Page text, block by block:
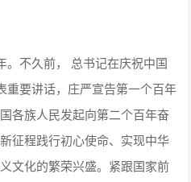
。不久前， 总书记在庆祝中国
重要讲话，庄严宣告第一个百年
各族人民发起向第二个百年奋
征程践行初心使命、实现中华
文化的繁荣兴盛。紧跟国家前